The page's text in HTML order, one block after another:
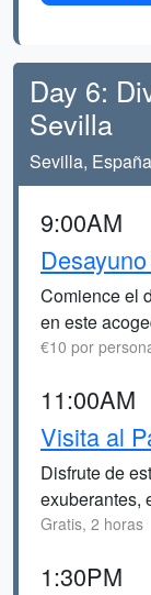
Day 6:
Sevilla
Sevilla,
9:00AM
Comience el
en este
€10 por
11:00AM
Visita al
Disfrute de
exuberantes,
Gratis, 2 horas
1:30PM